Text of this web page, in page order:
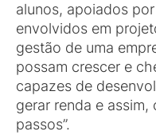
alunos, apoiados
envolvidos em
gestão de uma
possam crescer e
capazes de
gerar renda e
passos”.